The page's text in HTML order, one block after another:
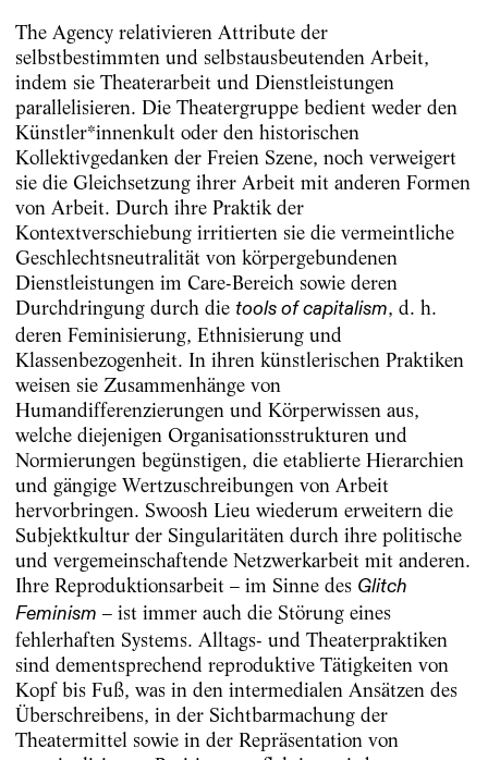
The Agency relativieren Attribute der
selbstbestimmten und selbstausbeutenden Arbeit,
indem sie Theaterarbeit und Dienstleistungen
parallelisieren. Die Theatergruppe bedient weder den
Künstler*innenkult oder den historischen
Kollektivgedanken der Freien Szene, noch verweigert
sie die Gleichsetzung ihrer Arbeit mit anderen Formen
von Arbeit. Durch ihre Praktik der
Kontextverschiebung irritierten sie die vermeintliche
Geschlechtsneutralität von körpergebundenen
Dienstleistungen im Care-Bereich sowie deren
Durchdringung durch die tools of capitalism, d. h.
deren Feminisierung, Ethnisierung und
Klassenbezogenheit. In ihren künstlerischen Praktiken
weisen sie Zusammenhänge von
Humandifferenzierungen und Körperwissen aus,
welche diejenigen Organisationsstrukturen und
Normierungen begünstigen, die etablierte Hierarchien
und gängige Wertzuschreibungen von Arbeit
hervorbringen. Swoosh Lieu wiederum erweitern die
Subjektkultur der Singularitäten durch ihre politische
und vergemeinschaftende Netzwerkarbeit mit anderen.
Ihre Reproduktionsarbeit – im Sinne des Glitch
Feminism – ist immer auch die Störung eines
fehlerhaften Systems. Alltags- und Theaterpraktiken
sind dementsprechend reproduktive Tätigkeiten von
Kopf bis Fuß, was in den intermedialen Ansätzen des
Überschreibens, in der Sichtbarmachung der
Theatermittel sowie in der Repräsentation von